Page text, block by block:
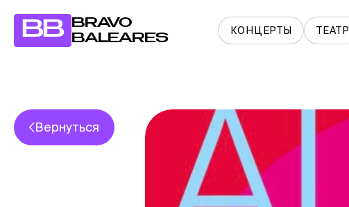
BB
BRAVO
BALEARES
КОНЦЕРТЫ ТЕАТР
Вернуться